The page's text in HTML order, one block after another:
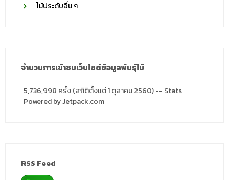
ไม้ประดับอื่น ๆ
จำนวนการเข้าชมเว็บไซต์ข้อมูลพันธุ์ไม้
5,736,998 ครั้ง (สถิติตั้งแต่ 1 ตุลาคม 2560) -- Stats
Powered by Jetpack.com
RSS Feed